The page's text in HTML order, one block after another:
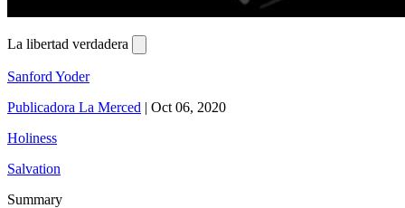
La libertad verdadera
Sanford Yoder
Publicadora La Merced | Oct 06, 2020
Holiness
Salvation
Summary